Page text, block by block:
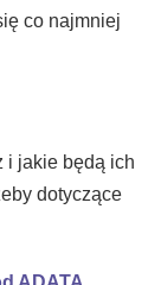
co najmniej
i jakie będą ich
dotyczące